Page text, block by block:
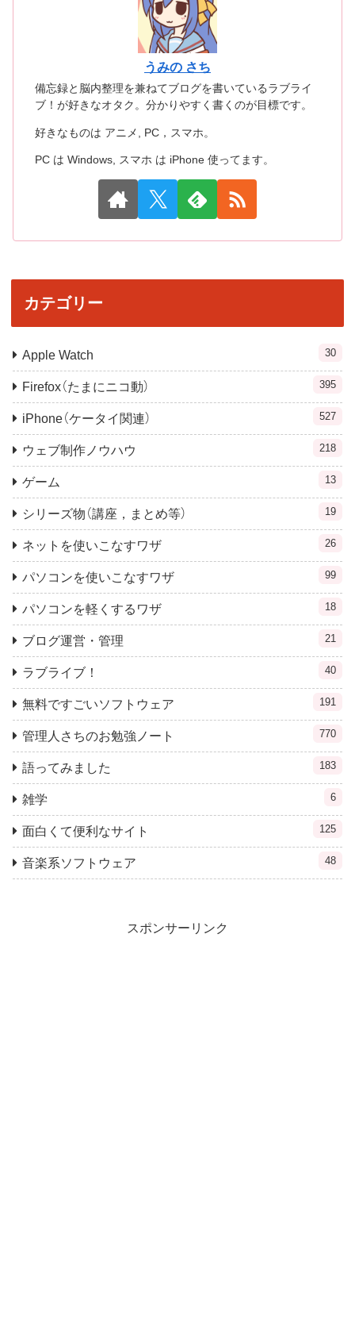
うみの さち
備忘録と脳内整理を兼ねてブログを書いているラブライ
ブ！が好きなオタク。分かりやすく書くのが目標です。
好きなものは アニメ, PC，スマホ。
PC は Windows, スマホ は iPhone 使ってます。
カテゴリー
Apple Watch 30
Firefox（たまにニコ動） 395
iPhone（ケータイ関連） 527
ウェブ制作ノウハウ 218
ゲーム 13
シリーズ物（講座，まとめ等） 19
ネットを使いこなすワザ 26
パソコンを使いこなすワザ 99
パソコンを軽くするワザ 18
ブログ運営・管理 21
ラブライブ！ 40
無料ですごいソフトウェア 191
管理人さちのお勉強ノート 770
語ってみました 183
雑学 6
面白くて便利なサイト 125
音楽系ソフトウェア 48
スポンサーリンク